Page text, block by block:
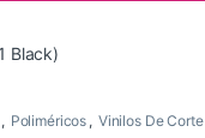
Black)
, Poliméricos , Vinilos De Corte